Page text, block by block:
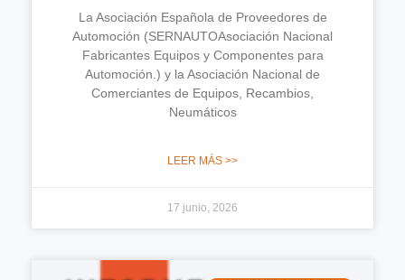
La Asociación Española de Proveedores de
Automoción (SERNAUTOAsociación Nacional
Fabricantes Equipos y Componentes para
Automoción.) y la Asociación Nacional de
Comerciantes de Equipos, Recambios,
Neumáticos
LEER MÁS >>
17 junio, 2026